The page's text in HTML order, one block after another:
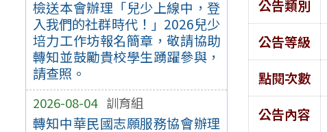
檢送本會辦理「兒少上線中，登
入我們的社群時代！」2026兒少
培力工作坊報名簡章，敬請協助
轉知並鼓勵貴校學生踴躍參與，
請查照。
2026-08-04 訓育組
轉知中華民國志願服務協會辦理
公告類別
公告等級
點閱次數
公告內容